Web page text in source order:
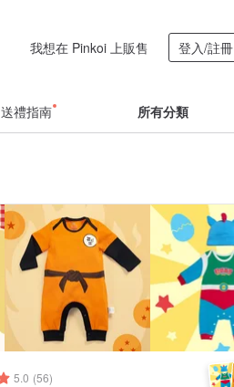
我想在 Pinkoi 上販售 登入/註冊
送禮指南 所有分類
5.0 (56)